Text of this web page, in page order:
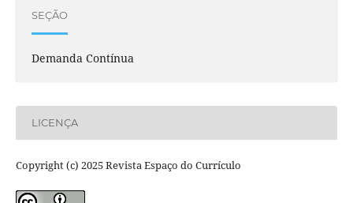
SEÇÃO
Demanda Contínua
LICENÇA
Copyright (c) 2025 Revista Espaço do Currículo